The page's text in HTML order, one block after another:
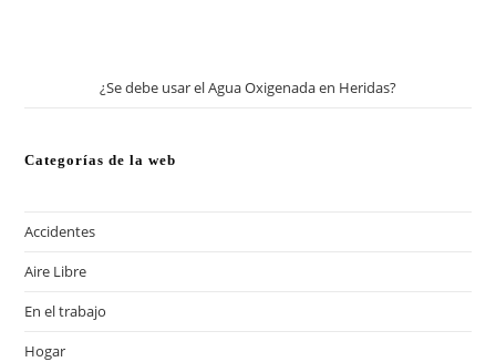
¿Se debe usar el Agua Oxigenada en Heridas?
Categorías de la web
Accidentes
Aire Libre
En el trabajo
Hogar